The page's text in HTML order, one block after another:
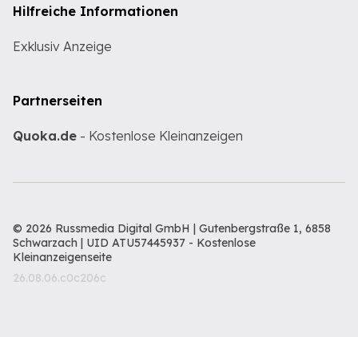
Hilfreiche Informationen
Exklusiv Anzeige
Partnerseiten
Quoka.de - Kostenlose Kleinanzeigen
© 2026 Russmedia Digital GmbH | Gutenbergstraße 1, 6858
Schwarzach | UID ATU57445937 - Kostenlose
Kleinanzeigenseite
26.08.06.c0c206c